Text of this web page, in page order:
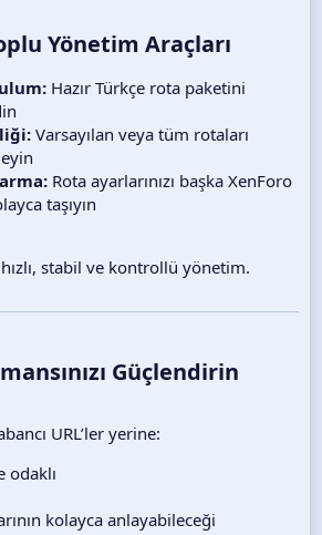
Yönetim Araçları​
Hazır Türkçe rota paketini
Varsayılan veya tüm rotaları
Rota ayarlarınızı başka XenForo
taşıyın
stabil ve kontrollü yönetim.
Güçlendirin​
URL’ler yerine:
odaklı
kolayca anlayabileceği